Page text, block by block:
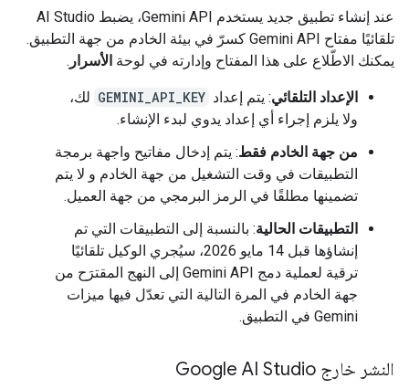
عند إنشاء تطبيق جديد يستخدم Gemini API، يضبط AI Studio
تلقائيًا مفتاح Gemini API كسرّ في بيئة الخادم من جهة التطبيق.
يمكنك الاطّلاع على هذا المفتاح وإدارته في لوحة الأسرار .
الإعداد التلقائي: يتم إعداد GEMINI_API_KEY لك،
ولا يلزم إجراء أي إعداد يدوي لبدء الإنشاء.
من جهة الخادم فقط: يتم إدخال مفاتيح واجهة برمجة
التطبيقات في وقت التشغيل من جهة الخادم و لا يتم
تضمينها مطلقًا في الرمز البرمجي من جهة العميل.
التطبيقات الحالية: بالنسبة إلى التطبيقات التي تم
إنشاؤها قبل 14 مايو 2026، سيُجري الوكيل تلقائيًا
ترقية لعملية دمج Gemini API إلى النهج المقترَح من
جهة الخادم في المرة التالية التي تعدّل فيها ميزات
Gemini في التطبيق.
النشر خارج Google AI Studio